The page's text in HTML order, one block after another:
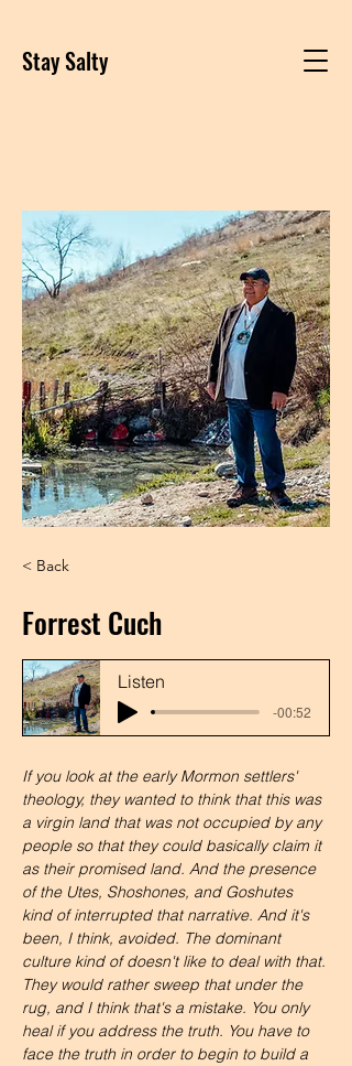
Stay Salty
< Back
Forrest Cuch
Listen
-00:52
If you look at the early Mormon settlers'
theology, they wanted to think that this was
a virgin land that was not occupied by any
people so that they could basically claim it
as their promised land. And the presence
of the Utes, Shoshones, and Goshutes
kind of interrupted that narrative. And it's
been, I think, avoided. The dominant
culture kind of doesn't like to deal with that.
They would rather sweep that under the
rug, and I think that's a mistake. You only
heal if you address the truth. You have to
face the truth in order to begin to build a